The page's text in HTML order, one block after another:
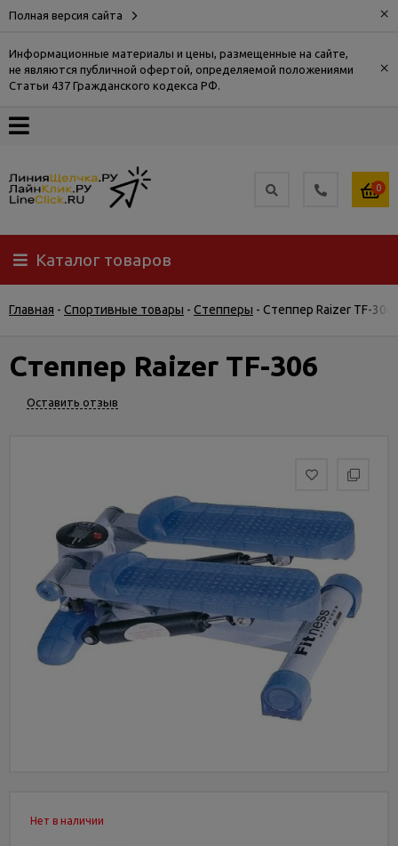
Полная версия сайта ×
Информационные материалы и цены, размещенные на сайте,
не являются публичной офертой, определяемой положениями
Статьи 437 Гражданского кодекса РФ.
×
О
Доставка
Самовывоз
Гарантия
возврат
Услуги
новости
0
Каталог товаров
Главная - Спортивные товары - Степперы - Степпер Raizer TF-306
Степпер Raizer TF-306
Оставить отзыв
Нет в наличии